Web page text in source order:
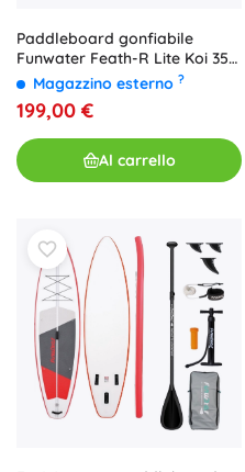
Paddleboard gonfiabile
Funwater Feath-R Lite Koi 350
× 83 × 15 cm
Magazzino esterno ?
199,00 €
Al carrello